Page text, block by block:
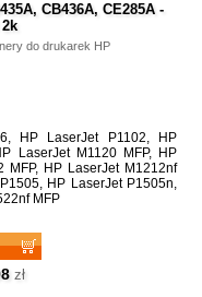
CB436A, CE285A -
do drukarek HP
HP LaserJet P1102, HP
LaserJet M1120 MFP, HP
MFP, HP LaserJet M1212nf
HP LaserJet P1505n,
MFP
zł